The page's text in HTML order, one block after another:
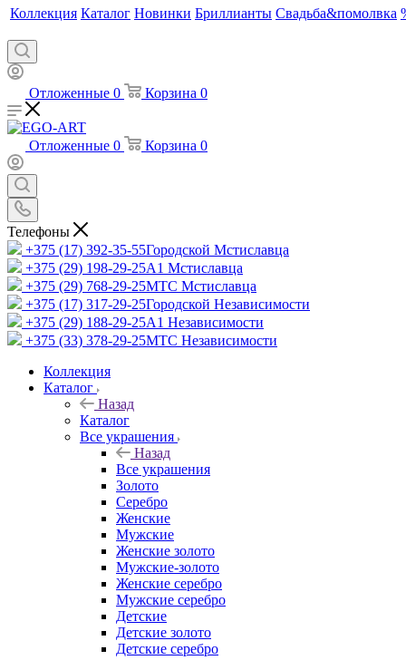
Коллекция Каталог Новинки Бриллианты Свадьба&помолвка
Отложенные 0 Корзина 0
Отложенные 0 Корзина 0
Телефоны
+375 (17) 392-35-55Городской Мстиславца
+375 (29) 198-29-25A1 Мстиславца
+375 (29) 768-29-25МТС Мстиславца
+375 (17) 317-29-25Городской Независимости
+375 (29) 188-29-25A1 Независимости
+375 (33) 378-29-25МТС Независимости
Коллекция
Каталог
Назад
Каталог
Все украшения
Назад
Все украшения
Золото
Серебро
Женские
Мужские
Женские золото
Мужские-золото
Женские серебро
Мужские серебро
Детские
Детские золото
Детские серебро